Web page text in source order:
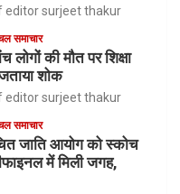
editor surjeet thakur
समाचार
की मौत पर शिक्षा
शोक
editor surjeet thakur
समाचार
जाति आयोग को स्कोच
में मिली जगह,